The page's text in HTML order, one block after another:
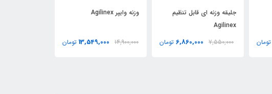
تومان
جليقه وزنه اي قابل تنظيم
Agilinex
7,550,000
6,860,000 تومان
وزنه وايپر Agilinex
14,900,000
13,549,000 تومان